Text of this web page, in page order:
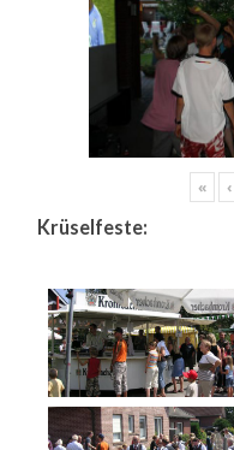
« ‹
Krüselfeste: